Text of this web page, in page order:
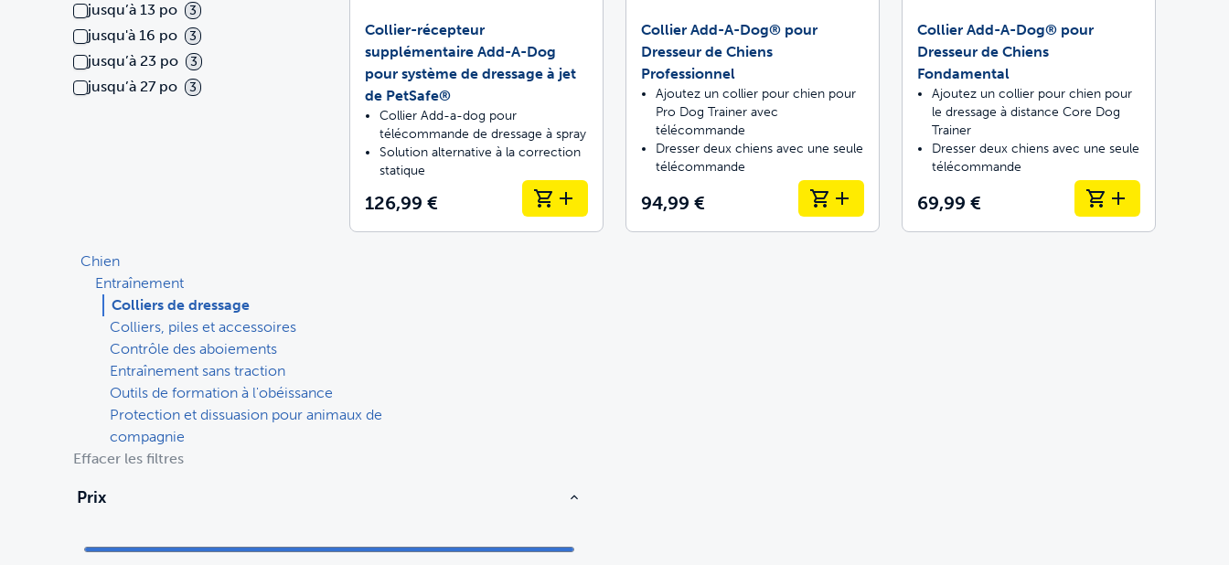
jusqu’à 13 po 3
jusqu'à 16 po 3
jusqu’à 23 po 3
jusqu’à 27 po 3
Collier-récepteur
supplémentaire Add-A-Dog
pour système de dressage à jet
de PetSafe®
Collier Add-a-dog pour
télécommande de dressage à spray
Solution alternative à la correction
statique
126,99 €
Collier Add-A-Dog® pour
Dresseur de Chiens
Professionnel
Ajoutez un collier pour chien pour
Pro Dog Trainer avec
télécommande
Dresser deux chiens avec une seule
télécommande
94,99 €
Collier Add-A-Dog® pour
Dresseur de Chiens
Fondamental
Ajoutez un collier pour chien pour
le dressage à distance Core Dog
Trainer
Dresser deux chiens avec une seule
télécommande
69,99 €
Chien
Entraînement
Colliers de dressage
Colliers, piles et accessoires
Contrôle des aboiements
Entraînement sans traction
Outils de formation à l'obéissance
Protection et dissuasion pour animaux de
compagnie
Effacer les filtres
Prix